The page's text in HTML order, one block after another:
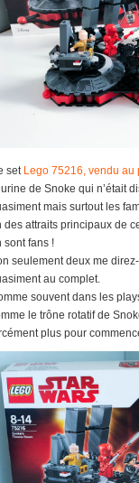
set Lego 75216, vendu au
de Snoke qui n’était
mais surtout les
des attraits principaux de
sont fans !
seulement deux me
au complet.
souvent dans les
le trône rotatif de
plus pour